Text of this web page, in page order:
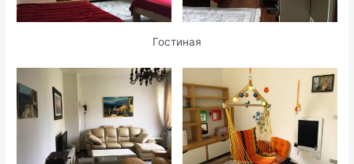
Гостиная